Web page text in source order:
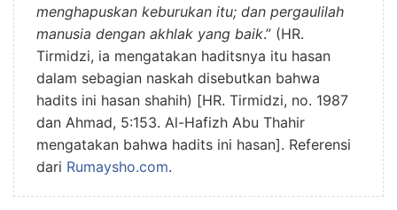
menghapuskan keburukan itu; dan pergaulilah
manusia dengan akhlak yang baik.” (HR.
Tirmidzi, ia mengatakan haditsnya itu hasan
dalam sebagian naskah disebutkan bahwa
hadits ini hasan shahih) [HR. Tirmidzi, no. 1987
dan Ahmad, 5:153. Al-Hafizh Abu Thahir
mengatakan bahwa hadits ini hasan]. Referensi
dari Rumaysho.com.